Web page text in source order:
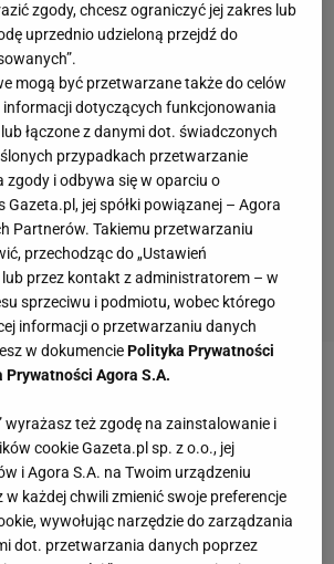
obiecał kilkadziesiąt hal
pięć. Minister wyjaśnia,
że Barca będzie musiała
reprezentacji Polski w
zgody, chcesz ograniczyć jej zakres lub
uprzednio udzieloną przejdź do
mogą być przetwarzane także do celów
informacji dotyczących funkcjonowania
łączone z danymi dot. świadczonych
przypadkach przetwarzanie
zgody i odbywa się w oparciu o
Gazeta.pl, jej spółki powiązanej – Agora
Partnerów. Takiemu przetwarzaniu
przechodząc do „Ustawień
przez kontakt z administratorem – w
sprzeciwu i podmiotu, wobec którego
informacji o przetwarzaniu danych
w dokumenciePolityka Prywatności
Prywatności Agora S.A.
wyrażasz też zgodę na zainstalowanie i
cookie Gazeta.pl sp. z o.o., jej
i Agora S.A. na Twoim urządzeniu
w każdej chwili zmienić swoje preferencje
wywołując narzędzie do zarządzania
dot. przetwarzania danych poprzez